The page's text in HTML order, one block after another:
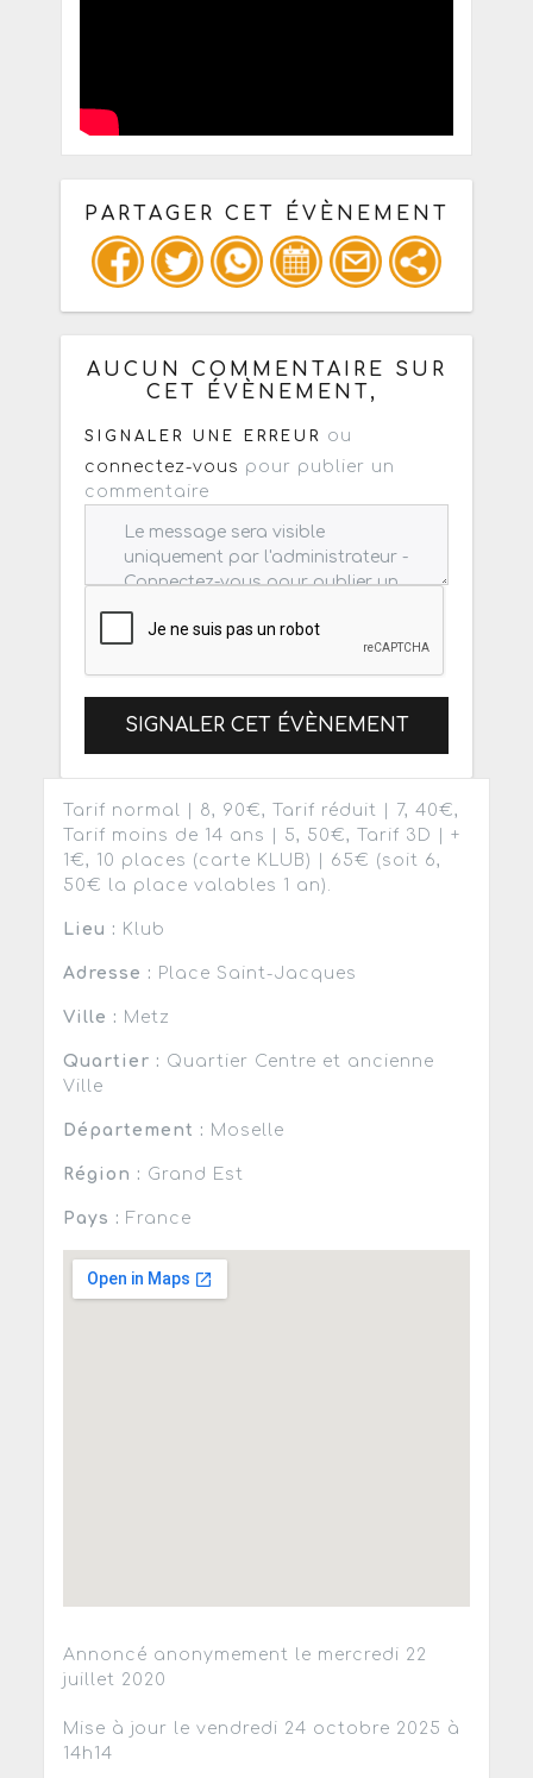
PARTAGER CET ÉVÈNEMENT
Copiez les infos ci-dessous pour un
: mail / forum / réseau social
AUCUN COMMENTAIRE SUR
CET ÉVÈNEMENT,
SIGNALER UNE ERREUR ou
connectez-vous pour publier un
commentaire
SIGNALER CET ÉVÈNEMENT
Tarif normal | 8, 90€, Tarif réduit | 7, 40€,
Tarif moins de 14 ans | 5, 50€, Tarif 3D | +
1€, 10 places (carte KLUB) | 65€ (soit 6,
50€ la place valables 1 an).
Lieu : Klub
Adresse : Place Saint-Jacques
Ville : Metz
Quartier : Quartier Centre et ancienne
Ville
Département : Moselle
Région : Grand Est
Pays : France
Annoncé anonymement le mercredi 22
juillet 2020
Mise à jour le vendredi 24 octobre 2025 à
14h14